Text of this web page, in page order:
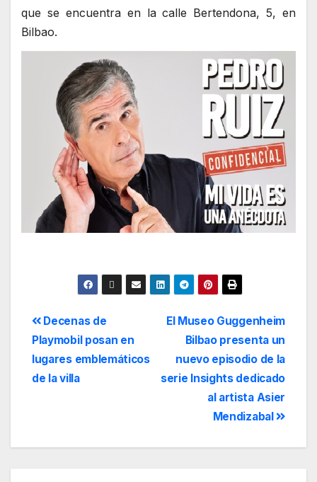
que se encuentra en la calle Bertendona, 5, en
Bilbao.
El Museo Guggenheim
Bilbao presenta un
nuevo episodio de la
serie Insights dedicado
al artista Asier
Mendizabal
Decenas de
Playmobil posan en
lugares emblemáticos
de la villa